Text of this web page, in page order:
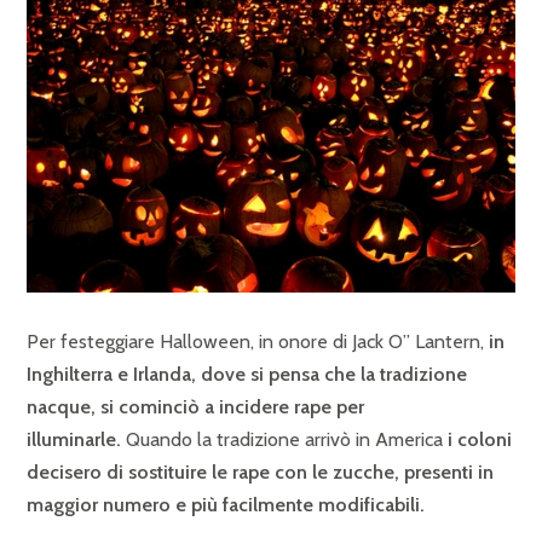
Per festeggiare Halloween, in onore di Jack O” Lantern, in
Inghilterra e Irlanda, dove si pensa che la tradizione
nacque, si cominciò a incidere rape per
illuminarle. Quando la tradizione arrivò in America i coloni
decisero di sostituire le rape con le zucche, presenti in
maggior numero e più facilmente modificabili.